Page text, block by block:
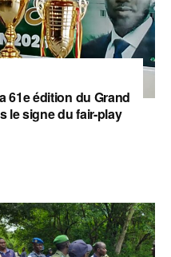
61e édition du Grand
le signe du fair-play